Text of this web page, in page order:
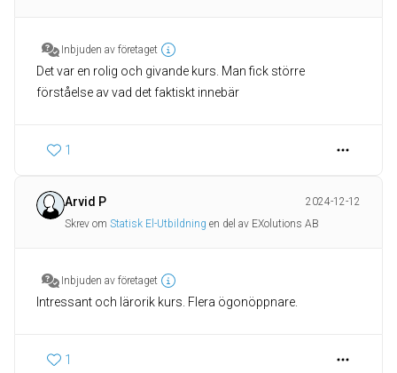
Inbjuden av företaget
Det var en rolig och givande kurs. Man fick större
förståelse av vad det faktiskt innebär
1
Arvid P
2024-12-12
Skrev om Statisk El-Utbildning en del av EXolutions AB
Inbjuden av företaget
Intressant och lärorik kurs. Flera ögonöppnare.
1